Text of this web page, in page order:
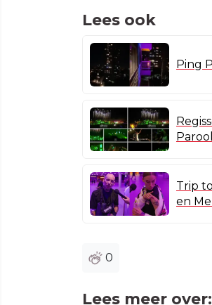
Lees ook
Ping
Trip
en
0
Lees meer over: